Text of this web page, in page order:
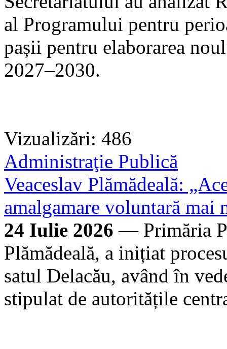
al Programului pentru
pașii pentru elaborarea
2027–2030.
Vizualizări: 486
Administraţie Publică
Veaceslav Plămădeală:
amalgamare voluntară mai
24 Iulie 2026 — Primăria
Plămădeală, a inițiat
satul Delacău, având în
stipulat de autoritățile